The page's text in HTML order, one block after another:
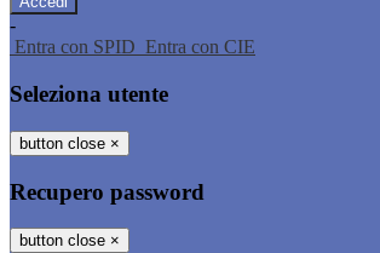
-
Entra con SPID Entra con CIE
Seleziona utente
button close ×
Recupero password
button close ×